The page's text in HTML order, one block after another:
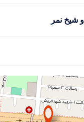
شیخ نمر